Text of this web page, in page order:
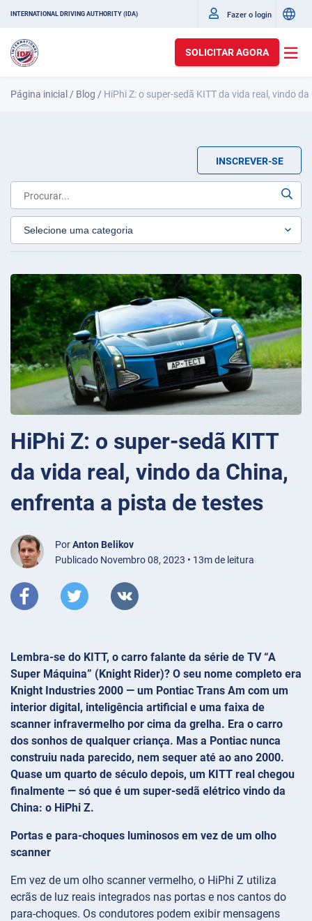
INTERNATIONAL DRIVING AUTHORITY (IDA) Fazer o login
SOLICITAR AGORA
Página inicial / Blog / HiPhi Z: o super-sedã KITT da vida real, vindo
INSCREVER-SE
HiPhi Z: o super-sedã KITT
da vida real, vindo da China,
enfrenta a pista de testes
PorAnton Belikov
Publicado Novembro 08, 2023 • 13m de leitura
Lembra-se do KITT, o carro falante da série de TV “A
Super Máquina” (Knight Rider)? O seu nome completo era
Knight Industries 2000 — um Pontiac Trans Am com um
interior digital, inteligência artificial e uma faixa de
scanner infravermelho por cima da grelha. Era o carro
dos sonhos de qualquer criança. Mas a Pontiac nunca
construiu nada parecido, nem sequer até ao ano 2000.
Quase um quarto de século depois, um KITT real chegou
finalmente — só que é um super-sedã elétrico vindo da
China: o HiPhi Z.
Portas e para-choques luminosos em vez de um olho
scanner
Em vez de um olho scanner vermelho, o HiPhi Z utiliza
ecrãs de luz reais integrados nas portas e nos cantos do
para-choques. Os condutores podem exibir mensagens